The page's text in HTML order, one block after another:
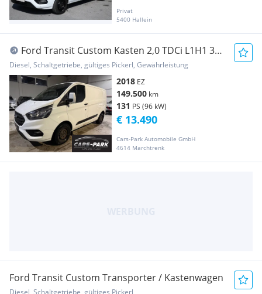
Privat
5400 Hallein
Ford Transit Custom Kasten 2,0 TDCi L1H1 300
Trend Transporter / Kastenwagen
Diesel, Schaltgetriebe, gültiges Pickerl, Gewährleistung
2018 EZ
149.500 km
131 PS (96 kW)
Cars-Park Automobile GmbH
4614 Marchtrenk
€ 13.490
Ford Transit Custom Transporter / Kastenwagen
Diesel, Schaltgetriebe, gültiges Pickerl